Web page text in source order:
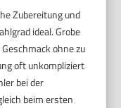
Zubereitung und
ideal. Grobe
ohne zu
oft unkompliziert
bei der
beim ersten